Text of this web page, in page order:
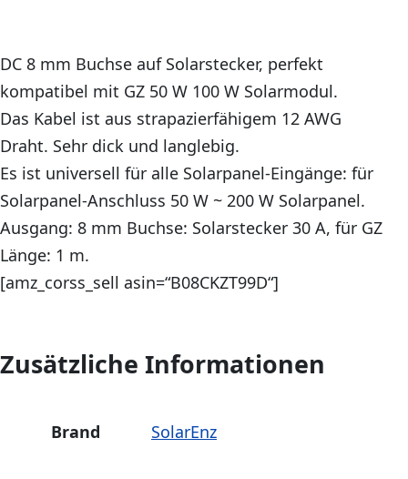
DC 8 mm Buchse auf Solarstecker, perfekt
kompatibel mit GZ 50 W 100 W Solarmodul.
Das Kabel ist aus strapazierfähigem 12 AWG
Draht. Sehr dick und langlebig.
Es ist universell für alle Solarpanel-Eingänge: für
Solarpanel-Anschluss 50 W ~ 200 W Solarpanel.
Ausgang: 8 mm Buchse: Solarstecker 30 A, für GZ
Länge: 1 m.
[amz_corss_sell asin=“B08CKZT99D“]
Zusätzliche Informationen
Brand SolarEnz